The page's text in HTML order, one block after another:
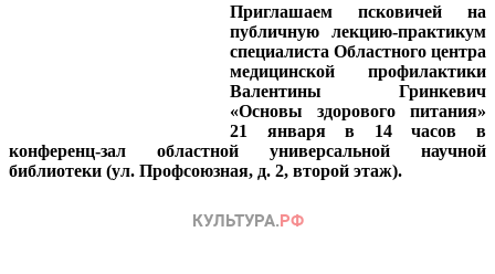
Приглашаем псковичей на
публичную лекцию-практикум
специалиста Областного центра
медицинской профилактики
Валентины Гринкевич
«Основы здорового питания»
21 января в 14 часов в
конференц-зал областной универсальной научной
библиотеки (ул. Профсоюзная, д. 2, второй этаж).